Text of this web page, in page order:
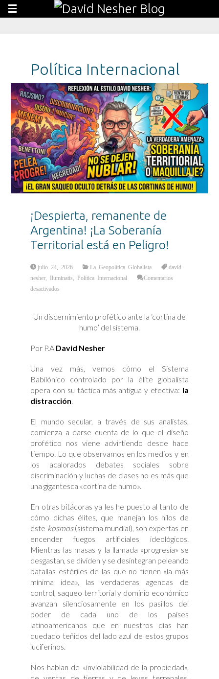
Política Internacional
¡Despierta, remanente de
Argentina! ¡La Soberanía
Territorial está en Peligro!
julio 24, 2026 La Geopolítica Globalista
david
nesher
Iluminatis Política Internacional
Comentarios
desactivados
¡La
Soberanía
Territorial
Peligro!
Un discernimiento profético ante la ‘cortina de
humo’ del sistema.
Por P.A David Nesher
Una vez más, vemos cómo el Sistema
Babilónico controlado por la élite globalista
opera con su táctica más antigua y efectiva: la
distracción.
El mundo secular, a través de sus analistas,
comienza a darse cuenta de lo que el diseño
profético nos viene advirtiendo desde hace
tiempo. Lo que observamos en los medios y en
los acalorados debates sociales sobre
discriminación y luchas de clases no es más que
una gigantesca «cortina de humo».
En otras bitácoras ya les he puesto al tanto de
cómo dichas élites, que manejan los hilos de
este kosmos(sistema mundial), son expertas en
encender fuegos artificiales ideológicos.
Mientras las masas y la llamada «progresía» se
desgastan, se dividen y se desintegran peleando
batallas estériles de las que no tienen «la más
mínima idea», las verdaderas agendas de
control, saqueo territorial y dominio económico
avanzan silenciosamente en los pasillos del
poder de cada uno de los países
latinoamericanos que en nuestros días han
quedado teñidos del lado azul de estos grupos
luciferinos.
Nos hablan de «inviolabilidad de la propiedad»,